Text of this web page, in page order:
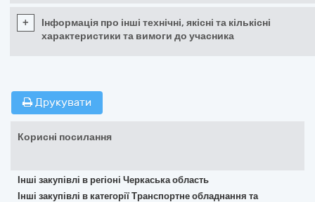
+
Інформація про інші технічні, якісні та кількісні
характеристики та вимоги до учасника
Друкувати
Корисні посилання
Інші закупівлі в регіоні Черкаська область
Інші закупівлі в категорії Транспортне обладнання та